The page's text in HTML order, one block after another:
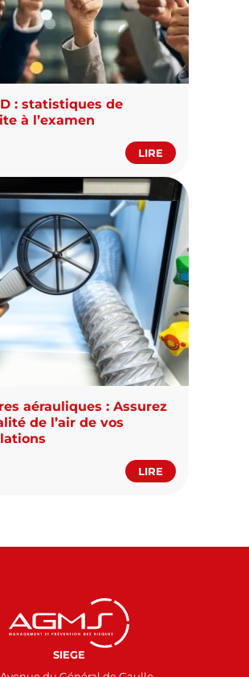
: statistiques de
à l’examen
LIRE
aérauliques : Assurez
de l’air de vos
LIRE
SIEGE